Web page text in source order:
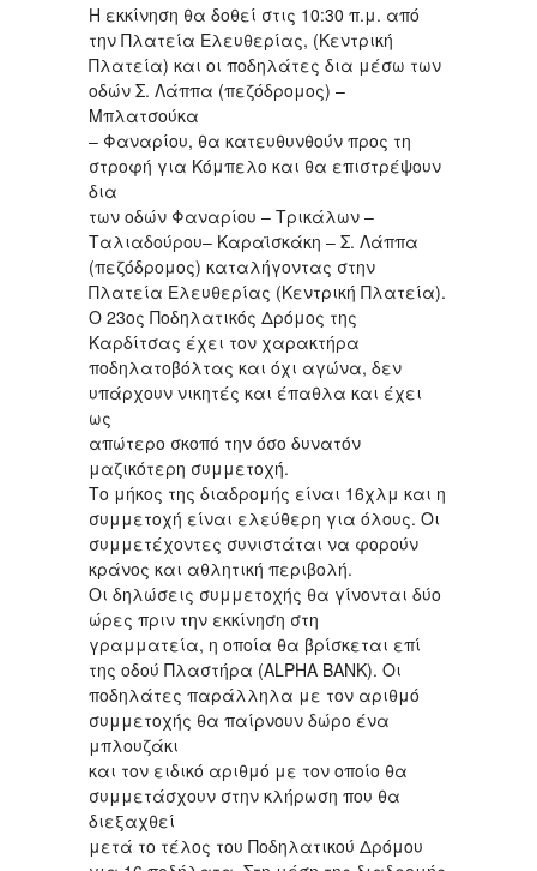
Η εκκίνηση θα δοθεί στις 10:30 π.μ. από
την Πλατεία Ελευθερίας, (Κεντρική
Πλατεία) και οι ποδηλάτες δια μέσω των
οδών Σ. Λάππα (πεζόδρομος) –
Μπλατσούκα
– Φαναρίου, θα κατευθυνθούν προς τη
στροφή για Κόμπελο και θα επιστρέψουν
δια
των οδών Φαναρίου – Τρικάλων –
Ταλιαδούρου– Καραϊσκάκη – Σ. Λάππα
(πεζόδρομος) καταλήγοντας στην
Πλατεία Ελευθερίας (Κεντρική Πλατεία).
Ο 23ος Ποδηλατικός Δρόμος της
Καρδίτσας έχει τον χαρακτήρα
ποδηλατοβόλτας και όχι αγώνα, δεν
υπάρχουν νικητές και έπαθλα και έχει
ως
απώτερο σκοπό την όσο δυνατόν
μαζικότερη συμμετοχή.
Το μήκος της διαδρομής είναι 16χλμ και η
συμμετοχή είναι ελεύθερη για όλους. Οι
συμμετέχοντες συνιστάται να φορούν
κράνος και αθλητική περιβολή.
Οι δηλώσεις συμμετοχής θα γίνονται δύο
ώρες πριν την εκκίνηση στη
γραμματεία, η οποία θα βρίσκεται επί
της οδού Πλαστήρα (ALPHA BΑΝΚ). Οι
ποδηλάτες παράλληλα με τον αριθμό
συμμετοχής θα παίρνουν δώρο ένα
μπλουζάκι
και τον ειδικό αριθμό με τον οποίο θα
συμμετάσχουν στην κλήρωση που θα
διεξαχθεί
μετά το τέλος του Ποδηλατικού Δρόμου